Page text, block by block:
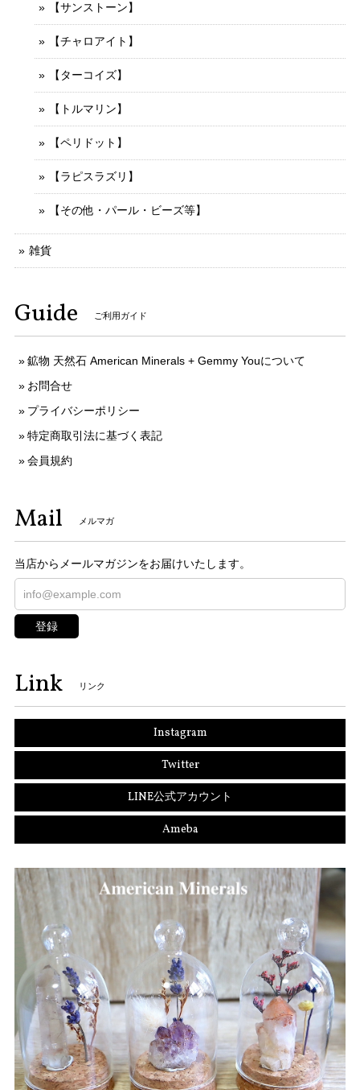
【サンストーン】
【チャロアイト】
【ターコイズ】
【トルマリン】
【ペリドット】
【ラピスラズリ】
【その他・パール・ビーズ等】
雑貨
Guide ご利用ガイド
鉱物 天然石 American Minerals + Gemmy Youについて
お問合せ
プライバシーポリシー
特定商取引法に基づく表記
会員規約
Mail メルマガ
当店からメールマガジンをお届けいたします。
登録
Link リンク
Instagram
Twitter
LINE公式アカウント
Ameba